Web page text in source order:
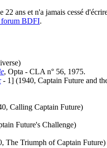
22 ans et n'a jamais cessé
forum BDFI.
, Opta - CLA n° 56, 1975.
- 1] (1940, Captain Future and
Calling Captain Future)
Future's Challenge)
The Triumph of Captain Future)